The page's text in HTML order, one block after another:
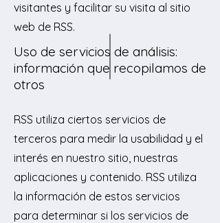
visitantes y facilitar su visita al sitio
web de RSS.
Uso de servicios de análisis:
información que recopilamos de
otros
RSS utiliza ciertos servicios de
terceros para medir la usabilidad y el
interés en nuestro sitio, nuestras
aplicaciones y contenido. RSS utiliza
la información de estos servicios
para determinar si los servicios de